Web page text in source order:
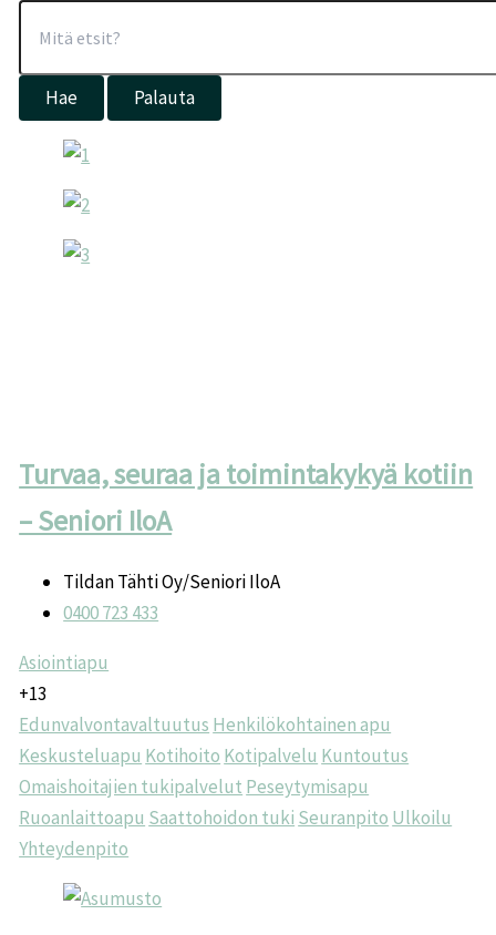
Hae Palauta
Turvaa, seuraa ja toimintakykyä kotiin
– Seniori IloA
Tildan Tähti Oy/Seniori IloA
0400 723 433
Asiointiapu
+13
Edunvalvontavaltuutus Henkilökohtainen apu
Keskusteluapu Kotihoito Kotipalvelu Kuntoutus
Omaishoitajien tukipalvelut Peseytymisapu
Ruoanlaittoapu Saattohoidon tuki Seuranpito Ulkoilu
Yhteydenpito